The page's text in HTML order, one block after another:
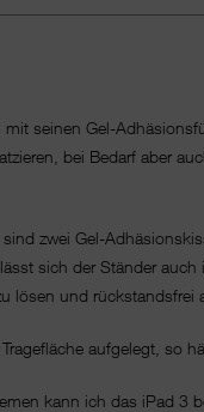
seinen Gel-
bei Bedarf aber
zwei Gel-
sich der Ständer
und rückstandsfrei
aufgelegt, so
kann ich das iPad 3